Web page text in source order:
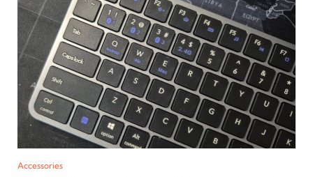
Accessories